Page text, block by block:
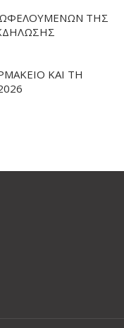
ΩΦΕΛΟΥΜΕΝΩΝ ΤΗΣ
ΚΑΙ ΤΗ